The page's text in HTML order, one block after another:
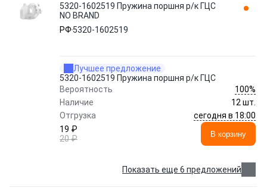
5320-1602519 Пружина поршня р/к ГЦС
NO BRAND
РФ 5320-1602519
Лучшее предложение
5320-1602519 Пружина поршня р/к ГЦС
Вероятность
100%
Наличие
12 шт.
Отгрузка
сегодня в 18:00
19 ₽
20 ₽
В корзину
Показать еще 6 предложений